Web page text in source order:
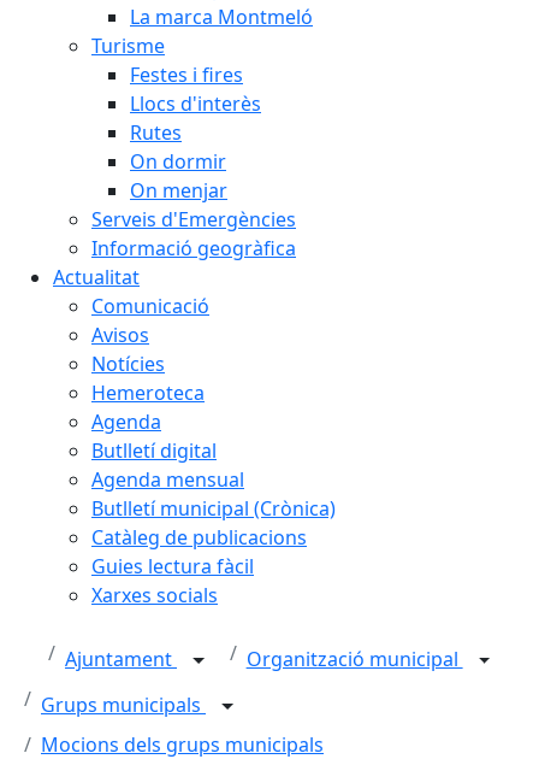
La marca Montmeló
Turisme
Festes i fires
Llocs d'interès
Rutes
On dormir
On menjar
Serveis d'Emergències
Informació geogràfica
Actualitat
Comunicació
Avisos
Notícies
Hemeroteca
Agenda
Butlletí digital
Agenda mensual
Butlletí municipal (Crònica)
Catàleg de publicacions
Guies lectura fàcil
Xarxes socials
Ajuntament
Organització municipal
Grups municipals
Mocions dels grups municipals